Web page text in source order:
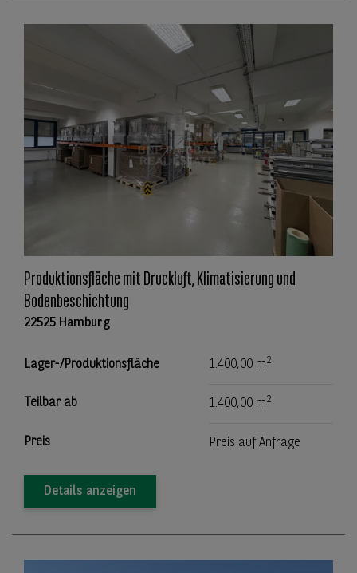
Produktionsfläche mit Druckluft, Klimatisierung und
Bodenbeschichtung
22525 Hamburg
Lager-/Produktionsfläche 1.400,00 m2
Teilbar ab 1.400,00 m2
Preis Preis auf Anfrage
Details anzeigen